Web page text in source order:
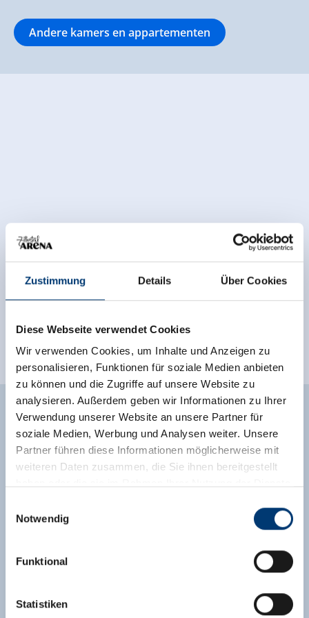
Zustimmung Details Über Cookies
Diese Webseite verwendet Cookies
Wir verwenden Cookies, um Inhalte und Anzeigen zu
personalisieren, Funktionen für soziale Medien anbieten
zu können und die Zugriffe auf unsere Website zu
analysieren. Außerdem geben wir Informationen zu Ihrer
Verwendung unserer Website an unsere Partner für
soziale Medien, Werbung und Analysen weiter. Unsere
Partner führen diese Informationen möglicherweise mit
weiteren Daten zusammen, die Sie ihnen bereitgestellt
Rohr 23// A-6280 Zell am Ziller
www.zillertalarena.com
Notwendig
Funktional
Statistiken
Andere kamers en appartementen
Uitrusting van de accommodatie
🜉WLAN 🔮Huisdieren toegestaan
🐈Parkeren
verdere uitrustingskenmerken
Ligging